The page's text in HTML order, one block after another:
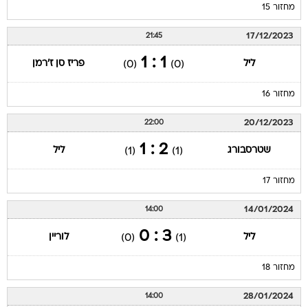
מחזור 15
17/12/2023
21:45
ליל (0)
1 : 1
(0) פריז סן ז'רמן
מחזור 16
20/12/2023
22:00
שטרסבורג (1)
2 : 1
(1) ליל
מחזור 17
14/01/2024
14:00
ליל (1)
3 : 0
(0) לוריין
מחזור 18
28/01/2024
14:00